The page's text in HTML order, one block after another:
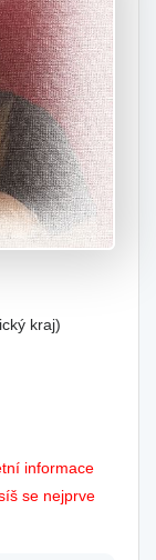
kraj)
informace
se nejprve